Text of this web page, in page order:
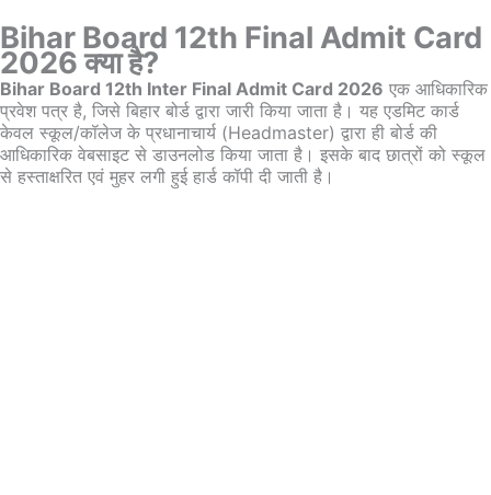
Bihar Board 12th Final Admit Card
2026 क्या है?
Bihar Board 12th Inter Final Admit Card 2026 एक आधिकारिक
प्रवेश पत्र है, जिसे बिहार बोर्ड द्वारा जारी किया जाता है। यह एडमिट कार्ड
केवल स्कूल/कॉलेज के प्रधानाचार्य (Headmaster) द्वारा ही बोर्ड की
आधिकारिक वेबसाइट से डाउनलोड किया जाता है। इसके बाद छात्रों को स्कूल
से हस्ताक्षरित एवं मुहर लगी हुई हार्ड कॉपी दी जाती है।